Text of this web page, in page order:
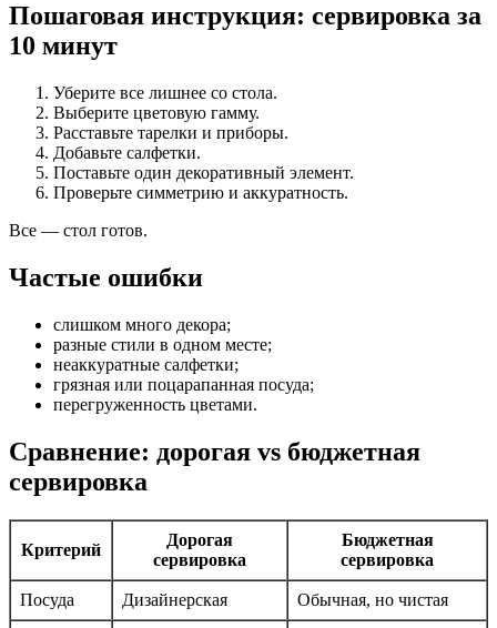
Пошаговая инструкция: сервировка за
10 минут
Уберите все лишнее со стола.
Выберите цветовую гамму.
Расставьте тарелки и приборы.
Добавьте салфетки.
Поставьте один декоративный элемент.
Проверьте симметрию и аккуратность.
Все — стол готов.
Частые ошибки
слишком много декора;
разные стили в одном месте;
неаккуратные салфетки;
грязная или поцарапанная посуда;
перегруженность цветами.
Сравнение: дорогая vs бюджетная
сервировка
Критерий
Дорогая
сервировка
Бюджетная
сервировка
Посуда Дизайнерская Обычная, но чистая